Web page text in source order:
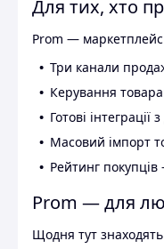
Для тих, хто
Prom — маркетплейс
Три канали
Керування
Готові
Масовий імпорт
Рейтинг
Prom — для
Щодня тут